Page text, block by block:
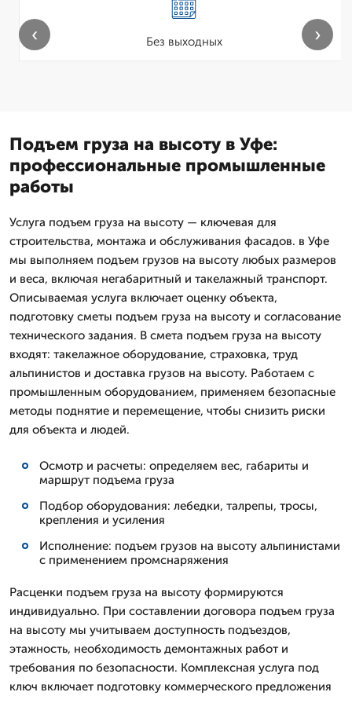
Без выходных
‹ ›
Подъем груза на высоту в Уфе:
профессиональные промышленные
работы
Услуга подъем груза на высоту — ключевая для
строительства, монтажа и обслуживания фасадов. в Уфе
мы выполняем подъем грузов на высоту любых размеров
и веса, включая негабаритный и такелажный транспорт.
Описываемая услуга включает оценку объекта,
подготовку сметы подъем груза на высоту и согласование
технического задания. В смета подъем груза на высоту
входят: такелажное оборудование, страховка, труд
альпинистов и доставка грузов на высоту. Работаем с
промышленным оборудованием, применяем безопасные
методы поднятие и перемещение, чтобы снизить риски
для объекта и людей.
Осмотр и расчеты: определяем вес, габариты и
маршрут подъема груза
Подбор оборудования: лебедки, талрепы, тросы,
крепления и усиления
Исполнение: подъем грузов на высоту альпинистами
с применением промснаряжения
Расценки подъем груза на высоту формируются
индивидуально. При составлении договора подъем груза
на высоту мы учитываем доступность подъездов,
этажность, необходимость демонтажных работ и
требования по безопасности. Комплексная услуга под
ключ включает подготовку коммерческого предложения